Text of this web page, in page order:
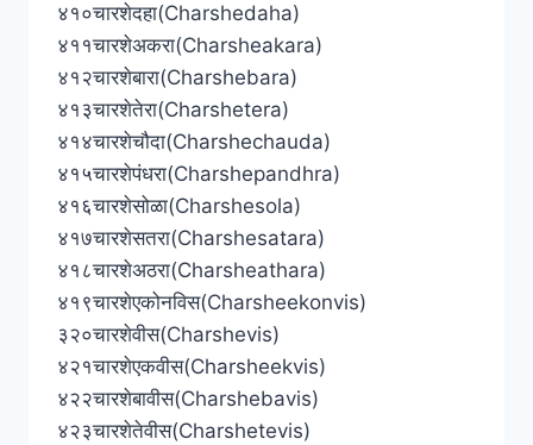
४१०चारशेदहा(Charshedaha)
४११चारशेअकरा(Charsheakara)
४१२चारशेबारा(Charshebara)
४१३चारशेतेरा(Charshetera)
४१४चारशेचौदा(Charshechauda)
४१५चारशेपंधरा(Charshepandhra)
४१६चारशेसोळा(Charshesola)
४१७चारशेसतरा(Charshesatara)
४१८चारशेअठरा(Charsheathara)
४१९चारशेएकोनविस(Charsheekonvis)
३२०चारशेवीस(Charshevis)
४२१चारशेएकवीस(Charsheekvis)
४२२चारशेबावीस(Charshebavis)
४२३चारशेतेवीस(Charshetevis)